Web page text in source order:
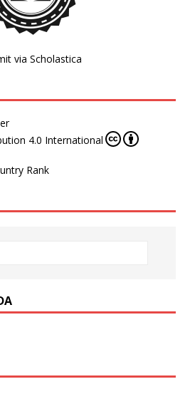
via Scholastica
4.0 International